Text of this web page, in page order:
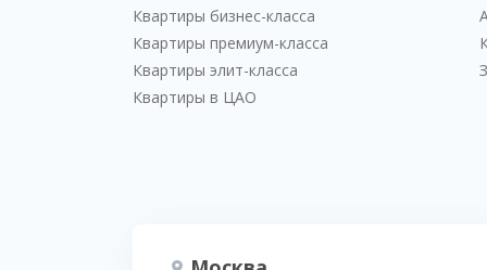
Квартиры бизнес-класса
Квартиры премиум-класса
Квартиры элит-класса
Квартиры в ЦАО